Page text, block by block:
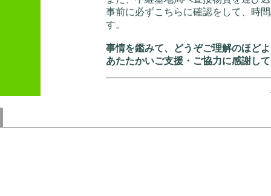
事前に必ずこちらに確認をして、時
す。
事情を鑑みて、どうぞご理解のほど
あたたかいご支援・ご協力に感謝し